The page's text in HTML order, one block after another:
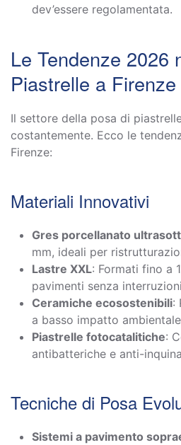
dev’essere regolamentata.
Le Tendenze 2026
Piastrelle a Firenze
Il settore della posa di
costantemente. Ecco le
Firenze:
Materiali Innovativi
Gres porcellanato
mm, ideali per
Lastre XXL: Formati fino a
pavimenti senza interruzioni
Ceramiche ecosostenibili:
a basso impatto ambientale
Piastrelle fotocatalitiche:
antibatteriche e anti-
Tecniche di Posa
Sistemi a pavimento